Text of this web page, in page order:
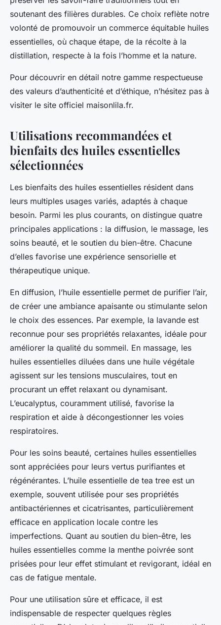
soutenant des filières durables. Ce choix reflète notre
volonté de promouvoir un commerce équitable huiles
essentielles, où chaque étape, de la récolte à la
distillation, respecte à la fois l’homme et la nature.
Pour découvrir en détail notre gamme respectueuse
des valeurs d’authenticité et d’éthique, n’hésitez pas à
visiter le site officiel maisonlila.fr.
Utilisations recommandées et
bienfaits des huiles essentielles
sélectionnées
Les bienfaits des huiles essentielles résident dans
leurs multiples usages variés, adaptés à chaque
besoin. Parmi les plus courants, on distingue quatre
principales applications : la diffusion, le massage, les
soins beauté, et le soutien du bien-être. Chacune
d’elles favorise une expérience sensorielle et
thérapeutique unique.
En diffusion, l’huile essentielle permet de purifier l’air,
de créer une ambiance apaisante ou stimulante selon
le choix des essences. Par exemple, la lavande est
reconnue pour ses propriétés relaxantes, idéale pour
améliorer la qualité du sommeil. En massage, les
huiles essentielles diluées dans une huile végétale
agissent sur les tensions musculaires, tout en
procurant un effet relaxant ou dynamisant.
L’eucalyptus, couramment utilisé, favorise la
respiration et aide à décongestionner les voies
respiratoires.
Pour les soins beauté, certaines huiles essentielles
sont appréciées pour leurs vertus purifiantes et
régénérantes. L’huile essentielle de tea tree est un
exemple, souvent utilisée pour ses propriétés
antibactériennes et cicatrisantes, particulièrement
efficace en application locale contre les
imperfections. Quant au soutien du bien-être, les
huiles essentielles comme la menthe poivrée sont
prisées pour leur effet stimulant et revigorant, idéal en
cas de fatigue mentale.
Pour une utilisation sûre et efficace, il est
indispensable de respecter quelques règles